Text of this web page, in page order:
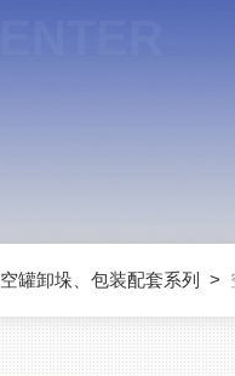
空罐卸垛、包装配套系列 >